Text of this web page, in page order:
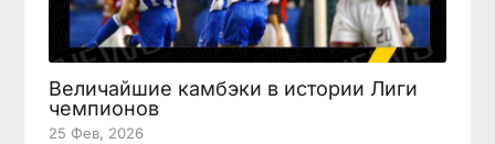
Величайшие камбэки в истории Лиги
чемпионов
25 Фев, 2026